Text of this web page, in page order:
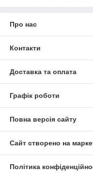
Про нас
Контакти
Доставка та оплата
Графік роботи
Повна версія сайту
Сайт створено на
Політика